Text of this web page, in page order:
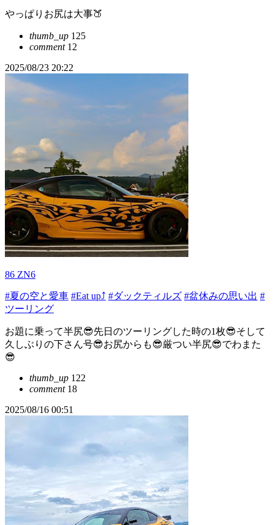
やっぱりお尻は大事🍑
thumb_up 125
comment12
2025/08/23 20:22
86 ZN6
#夏の空と愛車 #Eat up⤴ #ダックティルズ #盆休みの思い出 #
ツーリング
お題に乗って半尻😎先日のツーリングした時の1枚😎そして
久しぶりの下さん号😎お尻からも😎厳つい半尻😎でわまた
😎
thumb_up 122
comment18
2025/08/16 00:51